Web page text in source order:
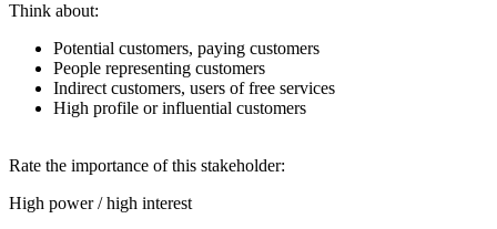
Think about:
Potential customers, paying customers
People representing customers
Indirect customers, users of free services
High profile or influential customers
Rate the importance of this stakeholder:
High power / high interest